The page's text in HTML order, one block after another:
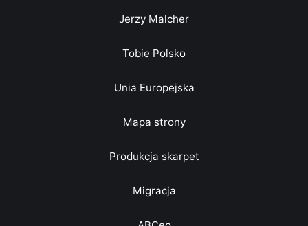
Jerzy Malcher
Tobie Polsko
Unia Europejska
Mapa strony
Produkcja skarpet
Migracja